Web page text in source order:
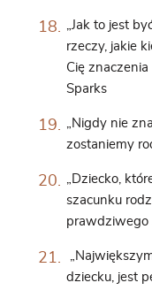
„Jak to jest
rzeczy, jakie
Cię znaczenia
Sparks
„Nigdy nie
zostaniemy
„Dziecko,
szacunku
prawdziwego
dziecku, jest